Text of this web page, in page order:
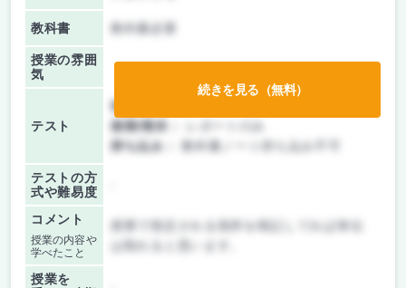
教科書 教科書必要
授業の雰囲
気
テスト
前期/中間：
後期/期末：
持ち込み：
教科書ノート持ち込み不可
テストの方
式や難易度
コメント
授業の内容や
学べたこと
授業を
続きを見る（無料）